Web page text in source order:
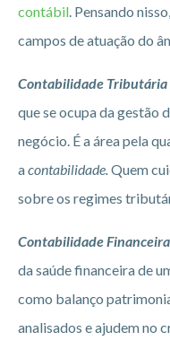
contábil. Pensando
campos de atuação do
Contabilidade Tributária
que se ocupa da gestão
negócio. É a área pela
acontabilidade.Quem
sobre os regimes
Contabilidade
da saúde financeira de
como balanço
analisados e ajudem no